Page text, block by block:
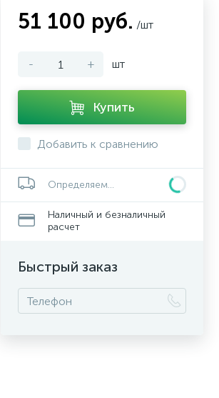
51 100 руб. /шт
- + шт
Купить
Добавить к сравнению
Определяем...
Наличный и безналичный
расчет
Быстрый заказ